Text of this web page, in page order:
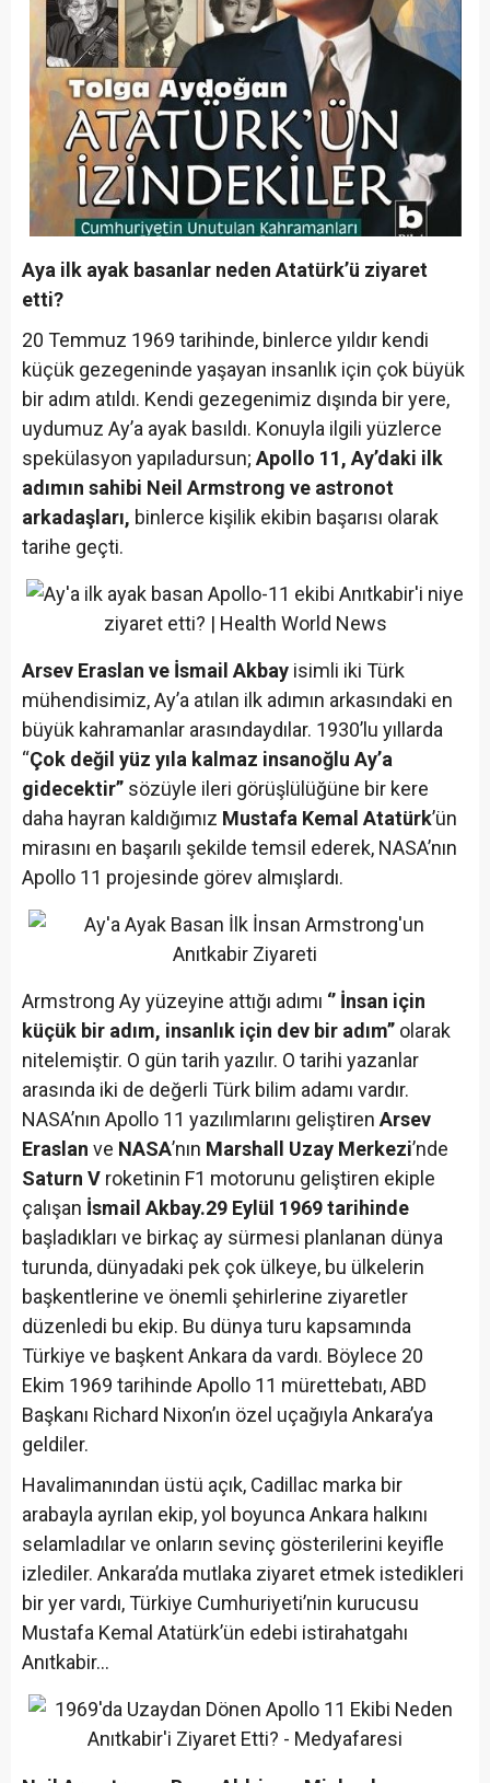
Aya ilk ayak basanlar neden Atatürk’ü ziyaret
etti?
20 Temmuz 1969 tarihinde, binlerce yıldır kendi
küçük gezegeninde yaşayan insanlık için çok büyük
bir adım atıldı. Kendi gezegenimiz dışında bir yere,
uydumuz Ay’a ayak basıldı. Konuyla ilgili yüzlerce
spekülasyon yapıladursun; Apollo 11, Ay’daki ilk
adımın sahibi Neil Armstrong ve astronot
arkadaşları, binlerce kişilik ekibin başarısı olarak
tarihe geçti.
Arsev Eraslan ve İsmail Akbay isimli iki Türk
mühendisimiz, Ay’a atılan ilk adımın arkasındaki en
büyük kahramanlar arasındaydılar. 1930’lu yıllarda
“Çok değil yüz yıla kalmaz insanoğlu Ay’a
gidecektir” sözüyle ileri görüşlülüğüne bir kere
daha hayran kaldığımız Mustafa Kemal Atatürk’ün
mirasını en başarılı şekilde temsil ederek, NASA’nın
Apollo 11 projesinde görev almışlardı.
Armstrong Ay yüzeyine attığı adımı ‘’ İnsan için
küçük bir adım, insanlık için dev bir adım’’ olarak
nitelemiştir. O gün tarih yazılır. O tarihi yazanlar
arasında iki de değerli Türk bilim adamı vardır.
NASA’nın Apollo 11 yazılımlarını geliştiren Arsev
Eraslan ve NASA’nın Marshall Uzay Merkezi’nde
Saturn V roketinin F1 motorunu geliştiren ekiple
çalışan İsmail Akbay.29 Eylül 1969 tarihinde
başladıkları ve birkaç ay sürmesi planlanan dünya
turunda, dünyadaki pek çok ülkeye, bu ülkelerin
başkentlerine ve önemli şehirlerine ziyaretler
düzenledi bu ekip. Bu dünya turu kapsamında
Türkiye ve başkent Ankara da vardı. Böylece 20
Ekim 1969 tarihinde Apollo 11 mürettebatı, ABD
Başkanı Richard Nixon’ın özel uçağıyla Ankara’ya
geldiler.
Havalimanından üstü açık, Cadillac marka bir
arabayla ayrılan ekip, yol boyunca Ankara halkını
selamladılar ve onların sevinç gösterilerini keyifle
izlediler. Ankara’da mutlaka ziyaret etmek istedikleri
bir yer vardı, Türkiye Cumhuriyeti’nin kurucusu
Mustafa Kemal Atatürk’ün edebi istirahatgahı
Anıtkabir…